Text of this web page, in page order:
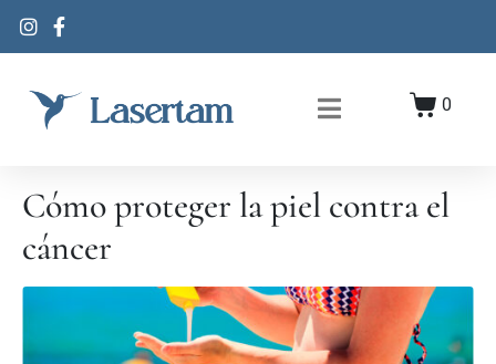
0
Cómo proteger la piel contra el
cáncer